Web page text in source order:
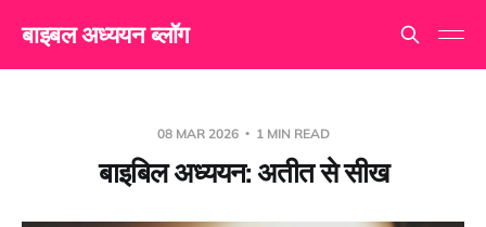
बाइबल अध्ययन ब्लॉग
08 MAR 2026 1 MIN READ
बाइबिल अध्ययन: अतीत से सीख